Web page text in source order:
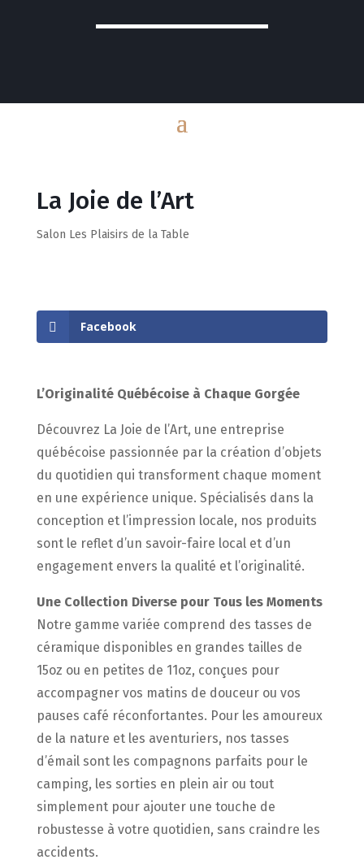
La Joie de l’Art
Salon Les Plaisirs de la Table
Facebook
L’Originalité Québécoise à Chaque Gorgée
Découvrez La Joie de l’Art, une entreprise
québécoise passionnée par la création d’objets
du quotidien qui transforment chaque moment
en une expérience unique. Spécialisés dans la
conception et l’impression locale, nos produits
sont le reflet d’un savoir-faire local et d’un
engagement envers la qualité et l’originalité.
Une Collection Diverse pour Tous les Moments
Notre gamme variée comprend des tasses de
céramique disponibles en grandes tailles de
15oz ou en petites de 11oz, conçues pour
accompagner vos matins de douceur ou vos
pauses café réconfortantes. Pour les amoureux
de la nature et les aventuriers, nos tasses
d’émail sont les compagnons parfaits pour le
camping, les sorties en plein air ou tout
simplement pour ajouter une touche de
robustesse à votre quotidien, sans craindre les
accidents.